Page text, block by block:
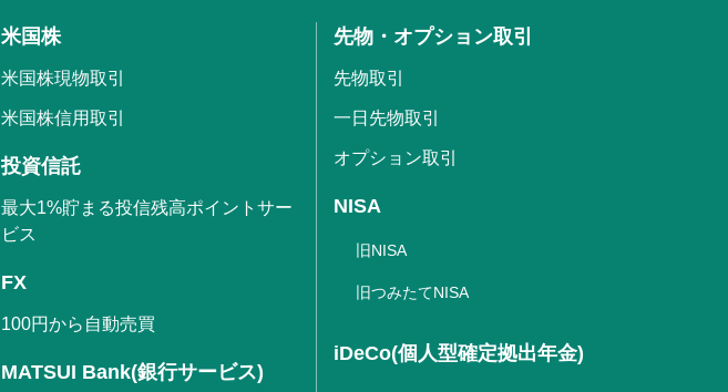
米国株
米国株現物取引
米国株信用取引
投資信託
最大1%貯まる投信残高ポイントサー
ビス
FX
100円から自動売買
MATSUI Bank(銀行サービス)
先物・オプション取引
先物取引
一日先物取引
オプション取引
NISA
旧NISA
旧つみたてNISA
iDeCo(個人型確定拠出年金)